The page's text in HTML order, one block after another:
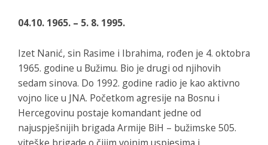
04.10. 1965. – 5. 8. 1995.
Izet Nanić, sin Rasime i Ibrahima, rođen je 4. oktobra
1965. godine u Bužimu. Bio je drugi od njihovih
sedam sinova. Do 1992. godine radio je kao aktivno
vojno lice u JNA. Početkom agresije na Bosnu i
Hercegovinu postaje komandant jedne od
najuspješnijih brigada Armije BiH – bužimske 505.